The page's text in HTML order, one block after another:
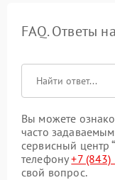
FAQ. Ответы
Вы можете
часто
сервисный центр
телефону+7
свой вопрос.